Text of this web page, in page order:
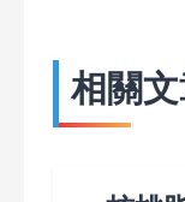
相關